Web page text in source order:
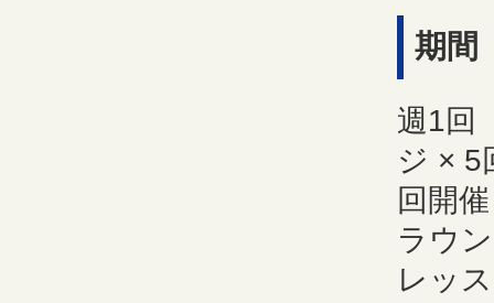
期間
週1回
ジ × 5
回開
ラウ
レッ